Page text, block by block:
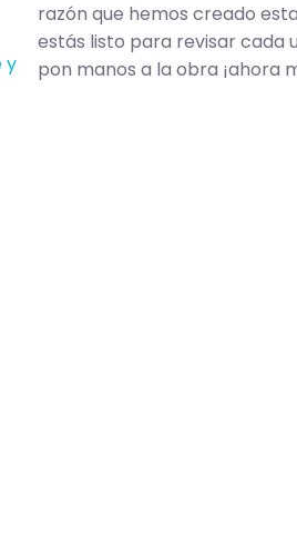
y
razón que hemos creado
estás listo para revisar cada
pon manos a la obra ¡ahora